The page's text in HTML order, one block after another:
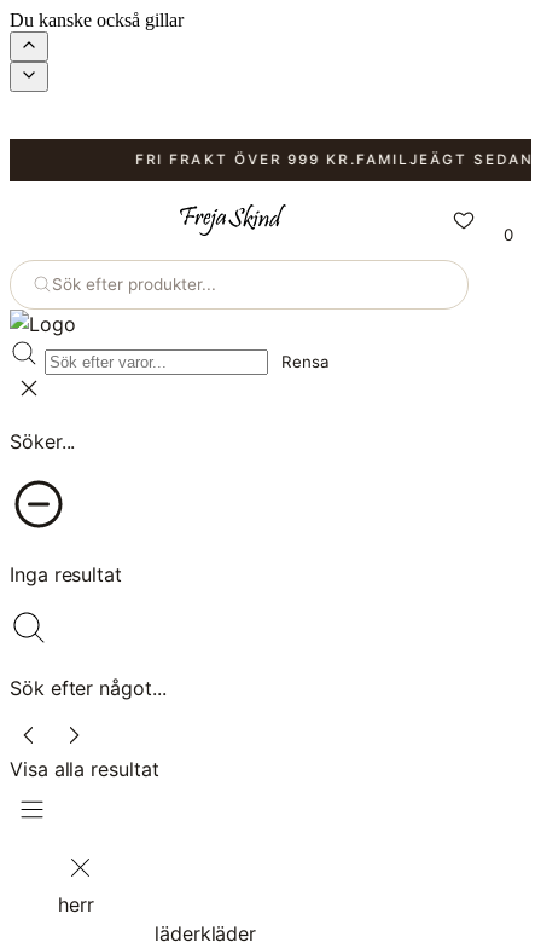
Du kanske också gillar
FRI FRAKT ÖVER 999 KR.FAMILJEÄGT SEDAN
Sök efter produkter...
Rensa
Söker...
Inga resultat
Sök efter något...
Visa alla resultat
0
herr
läderkläder